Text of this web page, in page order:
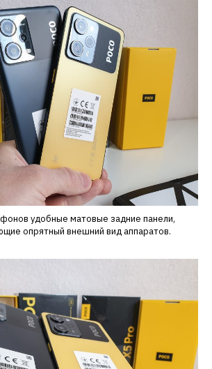
удобные матовые задние панели,
опрятный внешний вид аппаратов.